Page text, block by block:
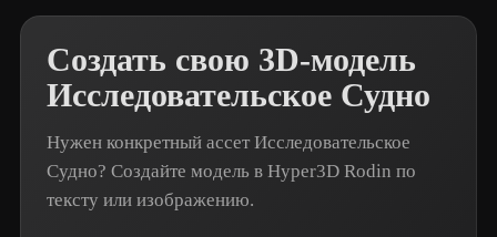
Создать свою 3D-модель
Исследовательское Судно
Нужен конкретный ассет Исследовательское
Судно? Создайте модель в Hyper3D Rodin по
тексту или изображению.